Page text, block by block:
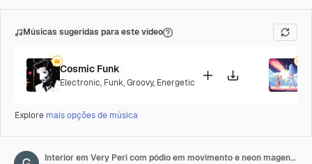
Músicas sugeridas para este vídeo
Cosmic Funk
Electronic, Funk,Groovy, Energetic
Explore mais opções de música
Interior em Very Peri com pódio em movimento e neon magenta.